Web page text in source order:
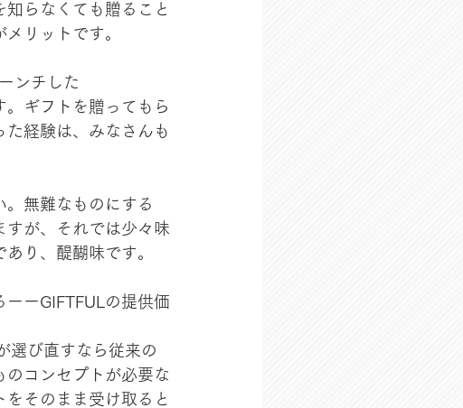
らなくても贈ること
リットです。
ンチした
。ギフトを贈ってもら
経験は、みなさんも
無難なものにする
すが、それでは少々味
り、醍醐味です。
ーGIFTFULの提供価
選び直すなら従来の
のコンセプトが必要な
そのまま受け取ると